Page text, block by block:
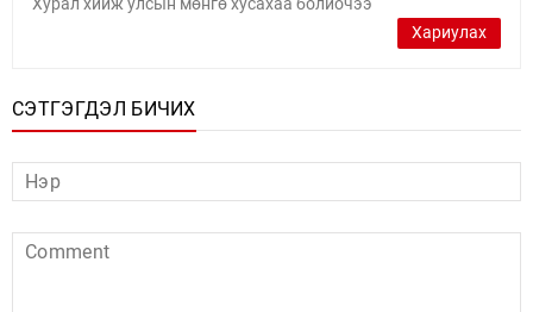
Хариулах
СЭТГЭГДЭЛ БИЧИХ